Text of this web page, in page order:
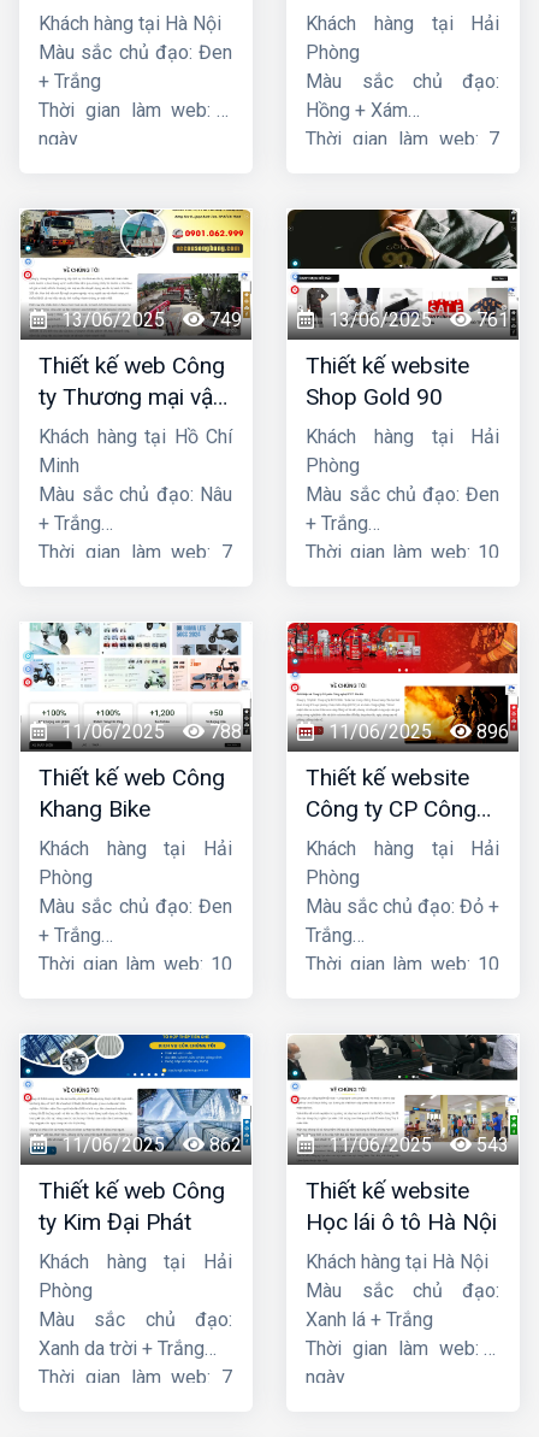
Thương mại Five-
Star
Khách hàng tại Hà Nội
Màu sắc chủ đạo: Đen
+ Trắng
Thời gian làm web: 7
ngày
dịch vụ hàng hải
Sen
Khách hàng tại Hải
Phòng
Màu sắc chủ đạo:
Hồng + Xám
Thời gian làm web: 7
13/06/2025 749
Thiết kế web Công
ty Thương mại vận
tải Song Bằng
Khách hàng tại Hồ Chí
Minh
Màu sắc chủ đạo: Nâu
+ Trắng
Thời gian làm web: 7
13/06/2025 761
Thiết kế website
Shop Gold 90
Khách hàng tại Hải
Phòng
Màu sắc chủ đạo: Đen
+ Trắng
Thời gian làm web: 10
11/06/2025 788
Thiết kế web Công
Khang Bike
Khách hàng tại Hải
Phòng
Màu sắc chủ đạo: Đen
+ Trắng
Thời gian làm web: 10
11/06/2025 896
Thiết kế website
Công ty CP Công
nghệ PCCC Bắc Hà
Khách hàng tại Hải
Phòng
Màu sắc chủ đạo: Đỏ +
Trắng
Thời gian làm web: 10
11/06/2025 862
Thiết kế web Công
ty Kim Đại Phát
Khách hàng tại Hải
Phòng
Màu sắc chủ đạo:
Xanh da trời + Trắng
Thời gian làm web: 7
11/06/2025 543
Thiết kế website
Học lái ô tô Hà Nội
Khách hàng tại Hà Nội
Màu sắc chủ đạo:
Xanh lá + Trắng
Thời gian làm web: 7
ngày